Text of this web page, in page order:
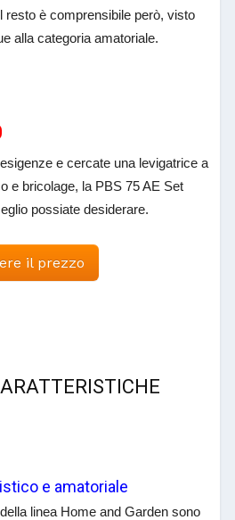
resto è comprensibile però, visto
alla categoria amatoriale.
e cercate una levigatrice a
e bricolage, la PBS 75 AE Set
possiate desiderare.
il prezzo
e amatoriale
linea Home and Garden sono